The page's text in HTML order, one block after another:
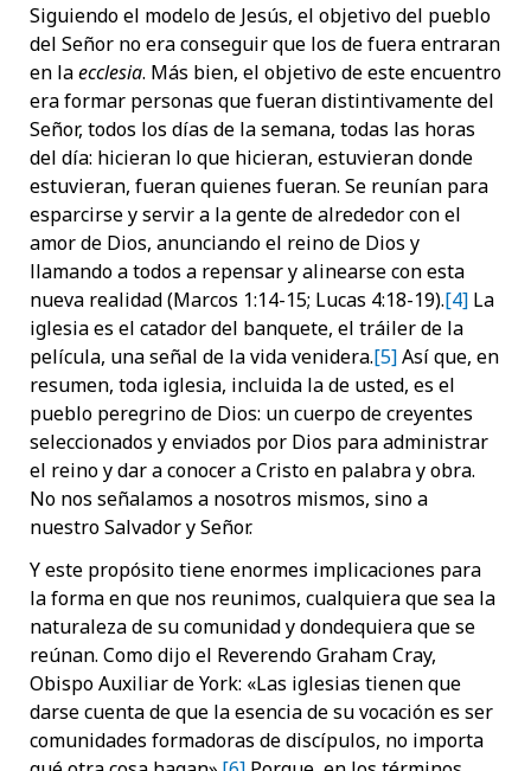
Siguiendo el modelo de Jesús, el objetivo del pueblo
del Señor no era conseguir que los de fuera entraran
en laecclesia. Más bien, el objetivo de este encuentro
era formar personas que fueran distintivamente del
Señor, todos los días de la semana, todas las horas
del día: hicieran lo que hicieran, estuvieran donde
estuvieran, fueran quienes fueran. Se reunían para
esparcirse y servir a la gente de alrededor con el
amor de Dios, anunciando el reino de Dios y
llamando a todos a repensar y alinearse con esta
nueva realidad (Marcos 1:14-15; Lucas 4:18-19).[4] La
iglesia es el catador del banquete, el tráiler de la
película, una señal de la vida venidera.[5]Así que, en
resumen, toda iglesia, incluida la de usted, es el
pueblo peregrino de Dios: un cuerpo de creyentes
seleccionados y enviados por Dios para administrar
el reino y dar a conocer a Cristo en palabra y obra.
No nos señalamos a nosotros mismos, sino a
nuestro Salvador y Señor.
Y este propósito tiene enormes implicaciones para
la forma en que nos reunimos, cualquiera que sea la
naturaleza de su comunidad y dondequiera que se
reúnan. Como dijo el Reverendo Graham Cray,
Obispo Auxiliar de York: «Las iglesias tienen que
darse cuenta de que la esencia de su vocación es ser
comunidades formadoras de discípulos, no importa